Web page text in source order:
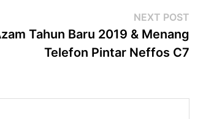
NEXT POSTNext
Tahun Baru 2019 & Menang
Telefon Pintar Neffos C7